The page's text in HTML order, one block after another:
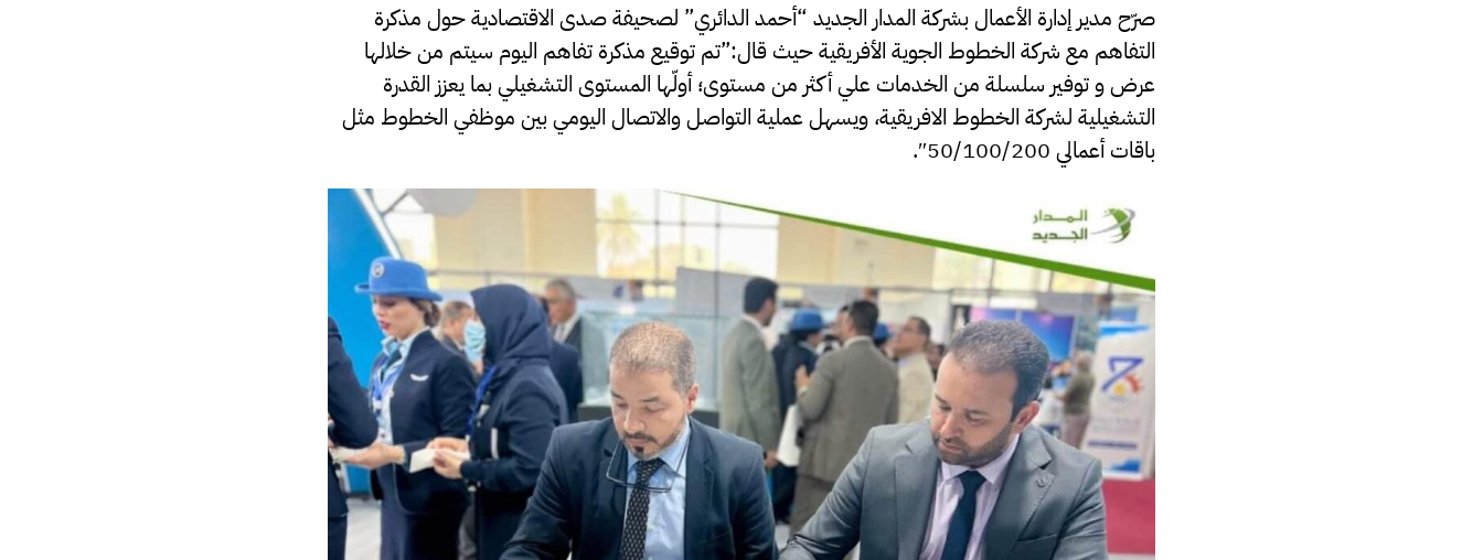
صرّح مدير إدارة الأعمال بشركة المدار الجديد “أحمد الدائري” لصحيفة صدى الاقتصادية حول مذكرة
التفاهم مع شركة الخطوط الجوية الأفريقية حيث قال:”تم توقيع مذكرة تفاهم اليوم سيتم من خلالها
عرض و توفير سلسلة من الخدمات علي أكثر من مستوى؛ أولّها المستوى التشغيلي بما يعزز القدرة
التشغيلية لشركة الخطوط الافريقية، ويسهل عملية التواصل والاتصال اليومي بين موظفي الخطوط مثل
باقات أعمالي 50/100/200″.